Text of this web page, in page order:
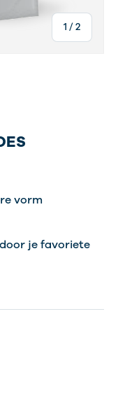
1 /van
2
weergave
vorm
je favoriete